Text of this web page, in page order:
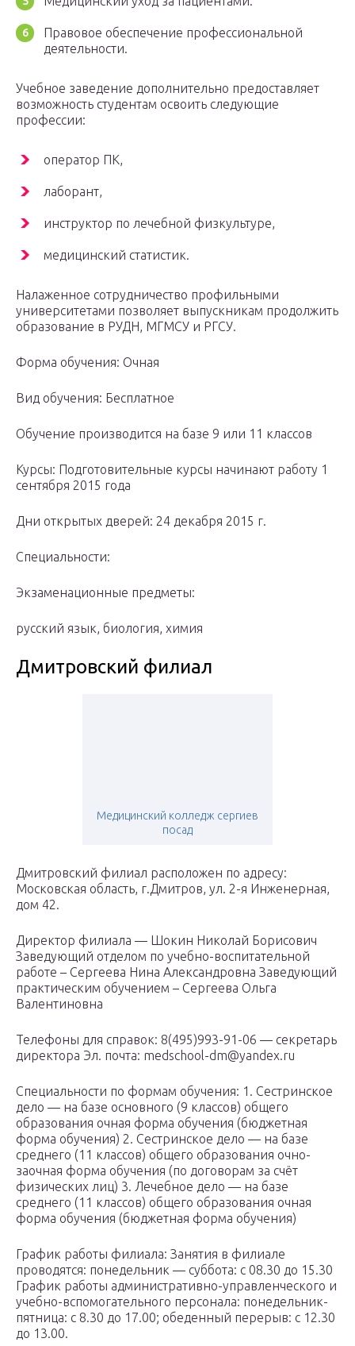
Правовое обеспечение профессиональной
деятельности.
Учебное заведение дополнительно предоставляет
возможность студентам освоить следующие
профессии:
оператор ПК,
лаборант,
инструктор по лечебной физкультуре,
медицинский статистик.
Налаженное сотрудничество профильными
университетами позволяет выпускникам продолжить
образование в РУДН, МГМСУ и РГСУ.
Форма обучения: Очная
Вид обучения: Бесплатное
Обучение производится на базе 9 или 11 классов
Курсы: Подготовительные курсы начинают работу 1
сентября 2015 года
Дни открытых дверей: 24 декабря 2015 г.
Специальности:
Экзаменационные предметы:
русский язык, биология, химия
Дмитровский филиал
Медицинский колледж сергиев
посад
Дмитровский филиал расположен по адресу:
Московская область, г.Дмитров, ул. 2-я Инженерная,
дом 42.
Директор филиала — Шокин Николай Борисович
Заведующий отделом по учебно-воспитательной
работе – Сергеева Нина Александровна Заведующий
практическим обучением – Сергеева Ольга
Валентиновна
Телефоны для справок: 8(495)993-91-06 — секретарь
директора Эл. почта: medschool-dm@yandex.ru
Специальности по формам обучения: 1. Сестринское
дело — на базе основного (9 классов) общего
образования очная форма обучения (бюджетная
форма обучения) 2. Сестринское дело — на базе
среднего (11 классов) общего образования очно-
заочная форма обучения (по договорам за счёт
физических лиц) 3. Лечебное дело — на базе
среднего (11 классов) общего образования очная
форма обучения (бюджетная форма обучения)
График работы филиала: Занятия в филиале
проводятся: понедельник — суббота: с 08.30 до 15.30
График работы административно-управленческого и
учебно-вспомогательного персонала: понедельник-
пятница: с 8.30 до 17.00; обеденный перерыв: с 12.30
до 13.00.